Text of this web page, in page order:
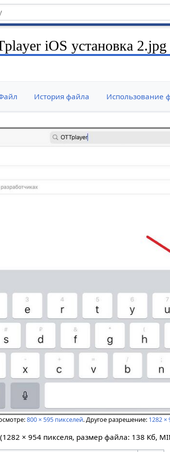
iOS установка 2.jpg
История файла Использование
800 × 595 пикселей. Другое разрешение: 1282 ×
‎(1282 × 954 пикселя, размер файла: 138 Кб,